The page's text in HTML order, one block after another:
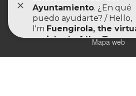
Usabilidad
Inicio
Accesibilidad
Mapa web